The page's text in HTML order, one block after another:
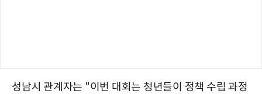
성남시 관계자는 "이번 대회는 청년들이 정책 수립 과정